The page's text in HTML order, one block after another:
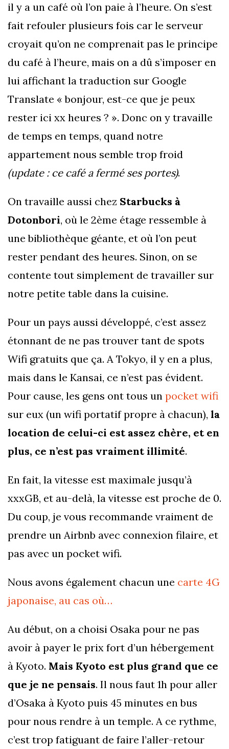
il y a un café où l’on paie à l’heure. On s’est
fait refouler plusieurs fois car le serveur
croyait qu’on ne comprenait pas le principe
du café à l’heure, mais on a dû s’imposer en
lui affichant la traduction sur Google
Translate « bonjour, est-ce que je peux
rester ici xx heures ? ». Donc on y travaille
de temps en temps, quand notre
appartement nous semble trop froid
(update : ce café a fermé ses portes).
On travaille aussi chez Starbucks à
Dotonbori, où le 2ème étage ressemble à
une bibliothèque géante, et où l’on peut
rester pendant des heures. Sinon, on se
contente tout simplement de travailler sur
notre petite table dans la cuisine.
Pour un pays aussi développé, c’est assez
étonnant de ne pas trouver tant de spots
Wifi gratuits que ça. A Tokyo, il y en a plus,
mais dans le Kansai, ce n’est pas évident.
Pour cause, les gens ont tous un pocket wifi
sur eux (un wifi portatif propre à chacun), la
location de celui-ci est assez chère, et en
plus, ce n’est pas vraiment illimité.
En fait, la vitesse est maximale jusqu’à
xxxGB, et au-delà, la vitesse est proche de 0.
Du coup, je vous recommande vraiment de
prendre un Airbnb avec connexion filaire, et
pas avec un pocket wifi.
Nous avons également chacun une carte 4G
japonaise, au cas où…
Au début, on a choisi Osaka pour ne pas
avoir à payer le prix fort d’un hébergement
à Kyoto. Mais Kyoto est plus grand que ce
que je ne pensais. Il nous faut 1h pour aller
d’Osaka à Kyoto puis 45 minutes en bus
pour nous rendre à un temple. A ce rythme,
c’est trop fatiguant de faire l’aller-retour